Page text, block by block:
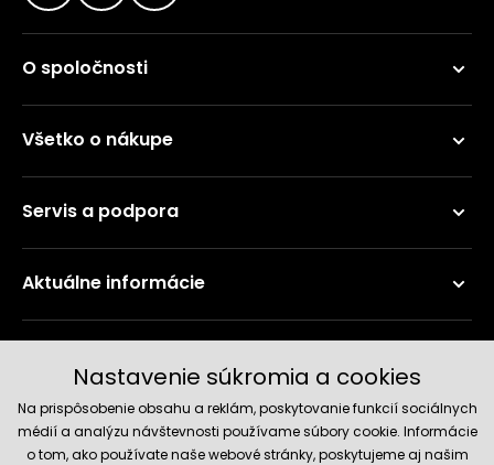
O spoločnosti
Všetko o nákupe
Servis a podpora
Aktuálne informácie
Nastavenie súkromia a cookies
Na prispôsobenie obsahu a reklám, poskytovanie funkcií sociálnych
médií a analýzu návštevnosti používame súbory cookie. Informácie
o tom, ako používate naše webové stránky, poskytujeme aj našim